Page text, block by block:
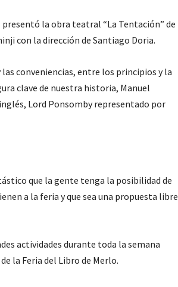
Vos
presentó la obra teatral “La Tentación” de
con la dirección de Santiago Doria.
conveniencias, entre los principios y la
clave de nuestra historia, Manuel
Lord Ponsomby representado por
que la gente tenga la posibilidad de
a la feria y que sea una propuesta libre
actividades durante toda la semana
la Feria del Libro de Merlo.